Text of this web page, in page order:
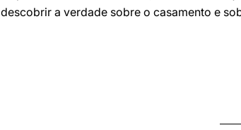
descobrir a verdade sobre o casamento e